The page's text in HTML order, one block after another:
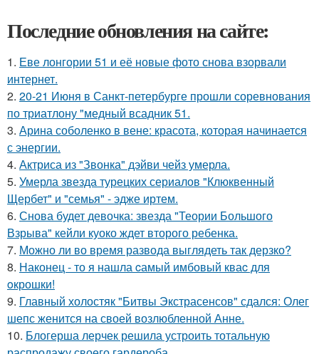
Последние обновления на сайте:
1. Еве лонгории 51 и её новые фото снова взорвали
интернет.
2. 20-21 Июня в Санкт-петербурге прошли соревнования
по триатлону "медный всадник 51.
3. Арина соболенко в вене: красота, которая начинается
с энергии.
4. Актриса из "Звонка" дэйви чейз умерла.
5. Умерла звезда турецких сериалов "Клюквенный
Щербет" и "семья" - эдже иртем.
6. Снова будет девочка: звезда "Теории Большого
Взрыва" кейли куоко ждет второго ребенка.
7. Можно ли во время развода выглядеть так дерзко?
8. Наконец - то я нашла cамый имбовый кваc для
oкрошки!
9. Главный холостяк "Битвы Экстрасенсов" сдался: Олег
шепс женится на своей возлюбленной Анне.
10. Блогерша лерчек решила устроить тотальную